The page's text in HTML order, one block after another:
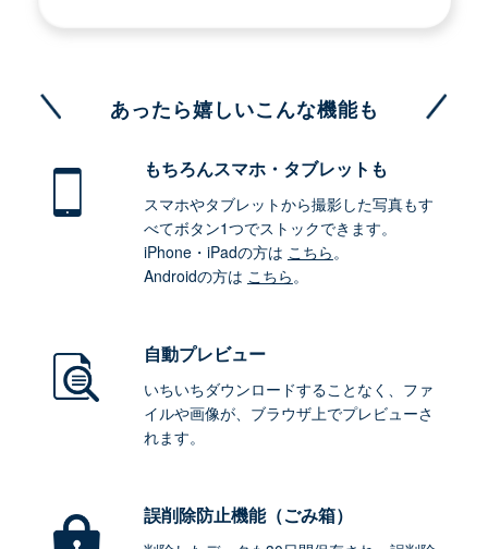
あったら嬉しいこんな機能も
もちろんスマホ・タブレットも
スマホやタブレットから撮影した写真もす
べてボタン1つでストックできます。
iPhone・iPadの方は こちら。
Androidの方は こちら。
自動プレビュー
いちいちダウンロードすることなく、ファ
イルや画像が、ブラウザ上でプレビューさ
れます。
誤削除防止機能（ごみ箱）